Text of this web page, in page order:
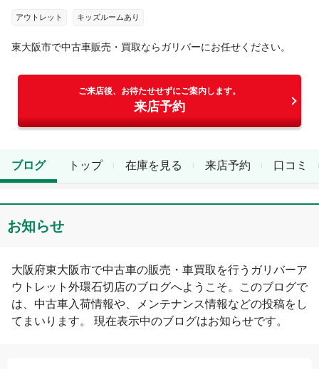
アウトレット キッズルームあり
東大阪市で中古車販売・買取ならガリバーにお任せください。
ご来店後、お待たせせずにご案内します。
来店予約
トップ 在庫を見る 来店予約 口コミ
ブログ
お知らせ
大阪府東大阪市で中古車の販売・車買取を行う ガリバーア
ウトレット外環石切店のブログへようこそ。このブログで
は、中古車入荷情報や、メンテナンス情報などの投稿をし
てまいります。 現在表示中のブログはお知らせです。